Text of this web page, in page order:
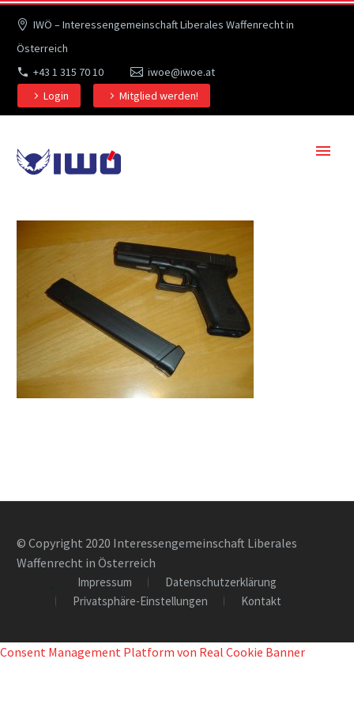
IWÖ – Interessengemeinschaft Liberales Waffenrecht in
Österreich
+43 1 315 70 10
iwoe@iwoe.at
Login
Mitglied werden!
© Copyright 2020 Interessengemeinschaft Liberales
Waffenrecht in Österreich
Impressum
Datenschutzerklärung
Privatsphäre-Einstellungen
Kontakt
Consent Management Platform von Real Cookie Banner